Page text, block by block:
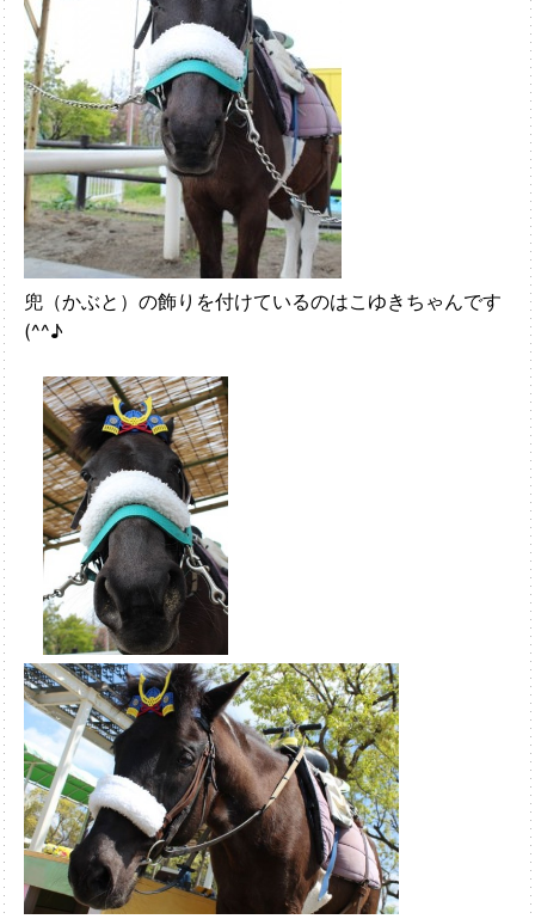
兜（かぶと）の飾りを付けているのはこゆきちゃんです
(^^♪